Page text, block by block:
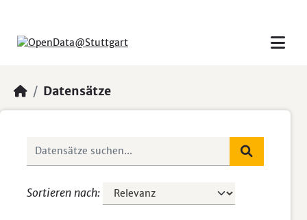
Datensätze
Sortieren nach